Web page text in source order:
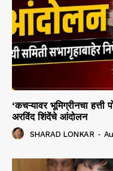
‘कचऱ्यावर भूमिग्रीनचा हत्ती
अरविंद शिंदेंचे आंदोलन
SHARAD LONKAR -